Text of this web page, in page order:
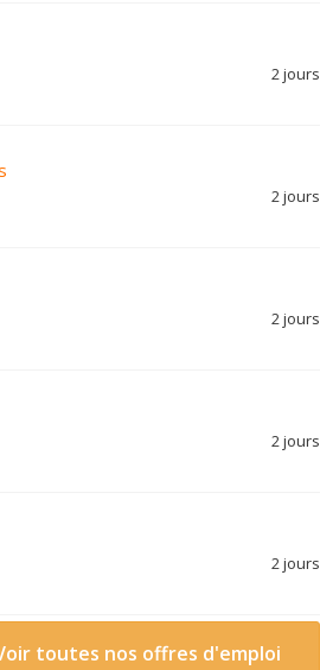
2 jours
2 jours
2 jours
2 jours
2 jours
toutes nos offres d'emploi